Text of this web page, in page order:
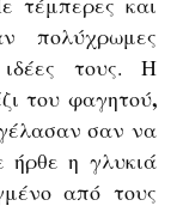
πολύχρωμες
τους.
Η
του φαγητού,
σαν να
ήρθε η γλυκιά
από τους